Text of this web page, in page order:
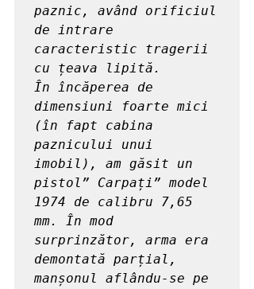
paznic, având orificiul
de intrare
caracteristic tragerii
cu țeava lipită.
În încăperea de
dimensiuni foarte mici
(în fapt cabina
paznicului unui
imobil), am găsit un
pistol” Carpați” model
1974 de calibru 7,65
mm. În mod
surprinzător, arma era
demontată parțial,
manșonul aflându-se pe